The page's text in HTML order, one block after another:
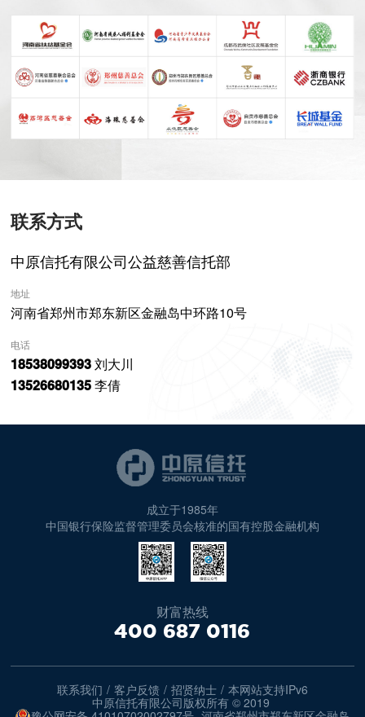
联系方式
中原信托有限公司公益慈善信托部
地址
河南省郑州市郑东新区金融岛中环路10号
电话
18538099393刘大川
13526680135李倩
成立于1985年
中国银行保险监督管理委员会核准的国有控股金融机构
财富热线
400 687 0116
联系我们 / 客户反馈 / 招贤纳士 / 本网站支持IPv6
中原信托有限公司版权所有 © 2019